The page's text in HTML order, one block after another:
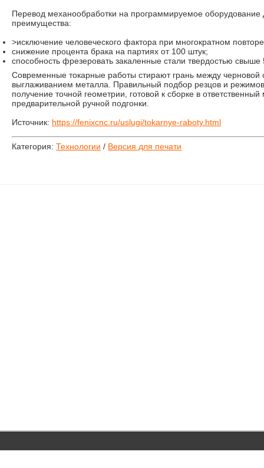
Перевод механообработки на программируемое
преимущества:
>исключение человеческого фактора при многократном
снижение процента брака на партиях от 100 штук;
способность фрезеровать закаленные стали твердостью свыше
Современные токарные работы стирают грань между
выглаживанием металла. Правильный подбор резцов и
получение точной геометрии, готовой к сборке в
предварительной ручной подгонки.
Источник: https://fenixcnc.ru/uslugi/tokarnye-raboty.html
Категория: Технологии / Версия для печати